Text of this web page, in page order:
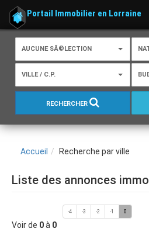
Portail Immobilier en Lorraine
AUCUNE SÃ©LECTION
VILLE / C.P.
RECHERCHER
Accueil Recherche par ville
Liste des annonces
Voir de 0à 0
-4 -3 -2 -1 0